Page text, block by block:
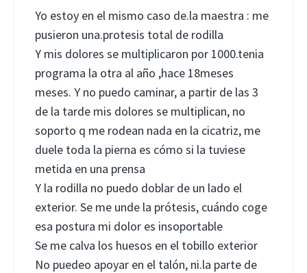
Yo estoy en el mismo caso de.la maestra : me
pusieron una.protesis total de rodilla
Y mis dolores se multiplicaron por 1000.tenia
programa la otra al año ,hace 18meses
meses. Y no puedo caminar, a partir de las 3
de la tarde mis dolores se multiplican, no
soporto q me rodean nada en la cicatriz, me
duele toda la pierna es cómo si la tuviese
metida en una prensa
Y la rodilla no puedo doblar de un lado el
exterior. Se me unde la prótesis, cuándo coge
esa postura mi dolor es insoportable
Se me calva los huesos en el tobillo exterior
No puedeo apoyar en el talón, ni.la parte de